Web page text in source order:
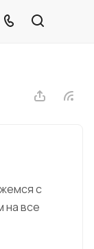
с
на все